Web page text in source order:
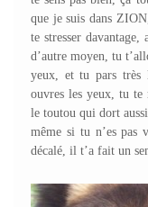
que je suis dans
te stresser
d’autre moyen, tu
yeux, et tu pars très
ouvres les yeux, tu te
le toutou qui dort
même si tu n’es pas
décalé, il t’a fait un